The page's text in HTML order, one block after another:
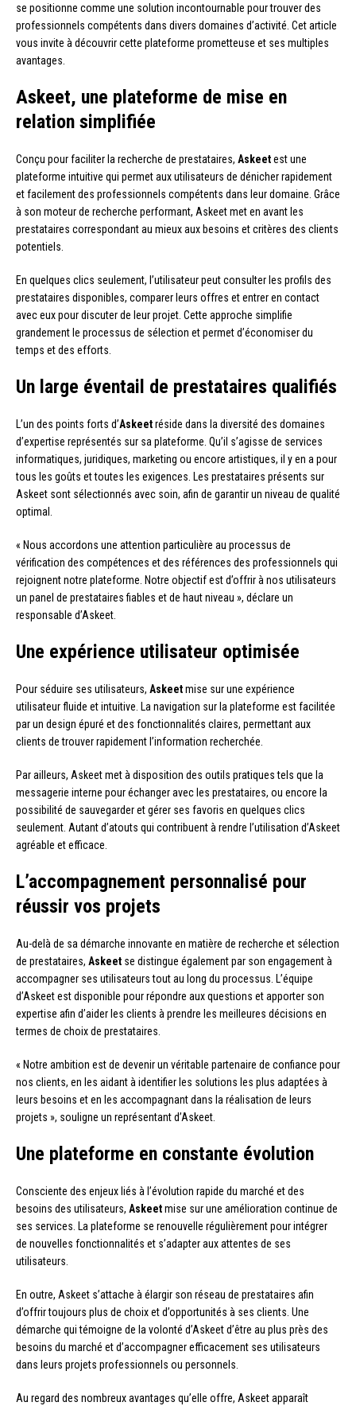
se positionne comme une solution incontournable pour trouver des
professionnels compétents dans divers domaines d’activité. Cet article
vous invite à découvrir cette plateforme prometteuse et ses multiples
avantages.
Askeet, une plateforme de mise en
relation simplifiée
Conçu pour faciliter la recherche de prestataires, Askeetest une
plateforme intuitive qui permet aux utilisateurs de dénicher rapidement
et facilement des professionnels compétents dans leur domaine. Grâce
à son moteur de recherche performant, Askeet met en avant les
prestataires correspondant au mieux aux besoins et critères des clients
potentiels.
En quelques clics seulement, l’utilisateur peut consulter les profils des
prestataires disponibles, comparer leurs offres et entrer en contact
avec eux pour discuter de leur projet. Cette approche simplifie
grandement le processus de sélection et permet d’économiser du
temps et des efforts.
Un large éventail de prestataires qualifiés
L’un des points forts d’Askeetréside dans la diversité des domaines
d’expertise représentés sur sa plateforme. Qu’il s’agisse de services
informatiques, juridiques, marketing ou encore artistiques, il y en a pour
tous les goûts et toutes les exigences. Les prestataires présents sur
Askeet sont sélectionnés avec soin, afin de garantir un niveau de qualité
optimal.
« Nous accordons une attention particulière au processus de
vérification des compétences et des références des professionnels qui
rejoignent notre plateforme. Notre objectif est d’offrir à nos utilisateurs
un panel de prestataires fiables et de haut niveau », déclare un
responsable d’Askeet.
Une expérience utilisateur optimisée
Pour séduire ses utilisateurs, Askeetmise sur une expérience
utilisateur fluide et intuitive. La navigation sur la plateforme est facilitée
par un design épuré et des fonctionnalités claires, permettant aux
clients de trouver rapidement l’information recherchée.
Par ailleurs, Askeet met à disposition des outils pratiques tels que la
messagerie interne pour échanger avec les prestataires, ou encore la
possibilité de sauvegarder et gérer ses favoris en quelques clics
seulement. Autant d’atouts qui contribuent à rendre l’utilisation d’Askeet
agréable et efficace.
L’accompagnement personnalisé pour
réussir vos projets
Au-delà de sa démarche innovante en matière de recherche et sélection
de prestataires, Askeet se distingue également par son engagement à
accompagner ses utilisateurs tout au long du processus. L’équipe
d’Askeet est disponible pour répondre aux questions et apporter son
expertise afin d’aider les clients à prendre les meilleures décisions en
termes de choix de prestataires.
« Notre ambition est de devenir un véritable partenaire de confiance pour
nos clients, en les aidant à identifier les solutions les plus adaptées à
leurs besoins et en les accompagnant dans la réalisation de leurs
projets », souligne un représentant d’Askeet.
Une plateforme en constante évolution
Consciente des enjeux liés à l’évolution rapide du marché et des
besoins des utilisateurs, Askeetmise sur une amélioration continue de
ses services. La plateforme se renouvelle régulièrement pour intégrer
de nouvelles fonctionnalités et s’adapter aux attentes de ses
utilisateurs.
En outre, Askeet s’attache à élargir son réseau de prestataires afin
d’offrir toujours plus de choix et d’opportunités à ses clients. Une
démarche qui témoigne de la volonté d’Askeet d’être au plus près des
besoins du marché et d’accompagner efficacement ses utilisateurs
dans leurs projets professionnels ou personnels.
Au regard des nombreux avantages qu’elle offre, Askeet apparaît